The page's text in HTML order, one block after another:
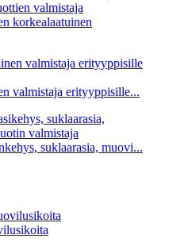
korkealaatuinen
valmistaja erityyppisille...
suklaarasia, muovi...